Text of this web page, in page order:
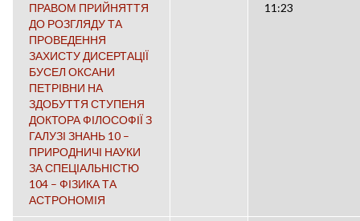
ПРАВОМ ПРИЙНЯТТЯ
ДО РОЗГЛЯДУ ТА
ПРОВЕДЕННЯ
ЗАХИСТУ ДИСЕРТАЦІЇ
БУСЕЛ ОКСАНИ
ПЕТРІВНИ НА
ЗДОБУТТЯ СТУПЕНЯ
ДОКТОРА ФІЛОСОФІЇ З
ГАЛУЗІ ЗНАНЬ 10 –
ПРИРОДНИЧІ НАУКИ
ЗА СПЕЦІАЛЬНІСТЮ
104 – ФІЗИКА ТА
АСТРОНОМІЯ
11:23